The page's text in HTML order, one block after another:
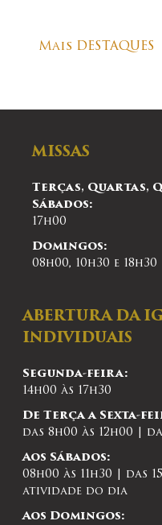
Mais DESTAQUES
MISSAS
Terças, Quartas,
Sábados:
17h00
Domingos:
08h00, 10h30 e 18h30
ABERTURA DA
INDIVIDUAIS
Segunda-feira:
14h00 às 17h30
De Terça a Sexta-
das 8h00 às 12h00 |
Aos Sábados:
08h00 às 11h30 | das
atividade do dia
Aos Domingos: